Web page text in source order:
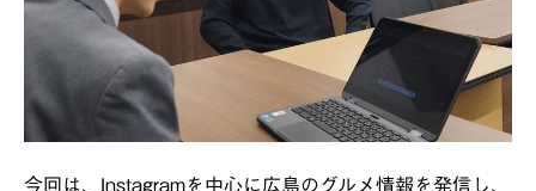
今回は、Instagramを中心に広島のグルメ情報を発信し、